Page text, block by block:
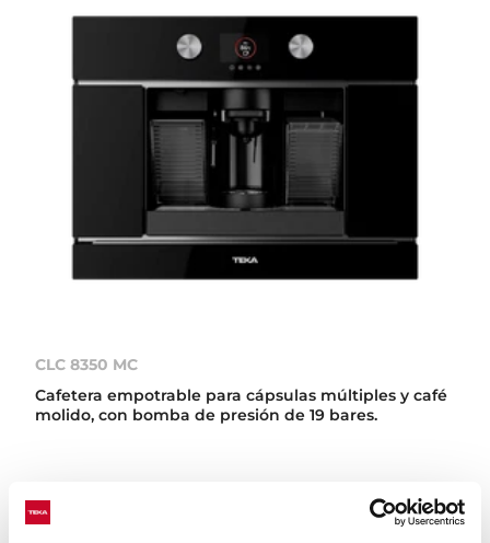
CLC 8350 MC
Cafetera empotrable para cápsulas múltiples y café
molido, con bomba de presión de 19 bares.